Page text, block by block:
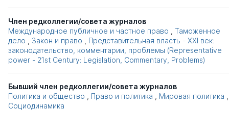
Член редколлегии/совета журналов
Международное публичное и частное право
Таможенное
дело
Закон и право
Представительная власть - XXI век:
законодательство, комментарии, проблемы (Representative
power - 21st Century: Legislation, Commentary, Problems)
Бывший член редколлегии/совета журналов
Политика и общество
Право и политика Мировая политика
Социодинамика